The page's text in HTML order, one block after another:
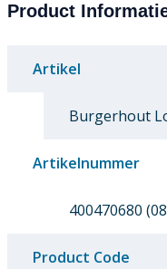
Product
Artikel
Burgerhout
Artikelnummer
400470680
Product Code